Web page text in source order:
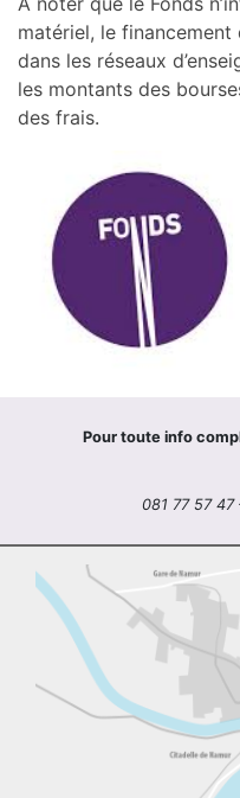
matériel, le financement
dans les réseaux
les montants des
des frais.
Pour toute info
081 77 57 47